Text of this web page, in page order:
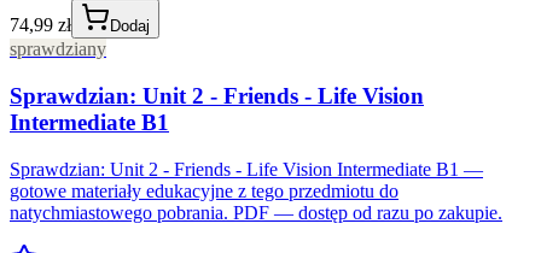
74,99 zł
Dodaj
sprawdziany
Sprawdzian: Unit 2 - Friends - Life Vision
Intermediate B1
Sprawdzian: Unit 2 - Friends - Life Vision Intermediate B1 —
gotowe materiały edukacyjne z tego przedmiotu do
natychmiastowego pobrania. PDF — dostęp od razu po zakupie.